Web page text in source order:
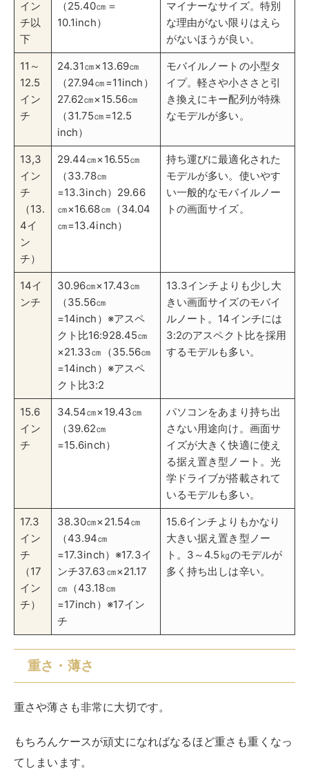
（13.
4イ
ン
チ）
㎝×16.68㎝（34.04
㎝=13.4inch）
トの画面サイズ。
14イ
ンチ
30.96㎝×17.43㎝
（35.56㎝
=14inch）※アスペ
クト比16:928.45㎝
×21.33㎝（35.56㎝
=14inch）※アスペ
クト比3:2
13.3インチよりも少し大
きい画面サイズのモバイ
ルノート。14インチには
するモデルも多い。
15.6
イン
チ
34.54㎝×19.43㎝
（39.62㎝
パソコンをあまり持ち出
学ドライブが搭載されて
いるモデルも多い。
チ）
38.30㎝×21.54㎝
（43.94㎝
=17.3inch）※17.3イ
ンチ37.63㎝×21.17
㎝（43.18㎝
=17inch）※17イン
チ
15.6インチよりもかなり
大きい据え置き型ノー
ト。3～4.5㎏のモデルが
重さや薄さも非常に大切です。
もちろんケースが頑丈になればなるほど重さも重くなっ
てしまいます。
反対に薄さが薄いと頑丈さはなくなりますが、持ち運び
に便利です。
それぞれ一長一短ありますが、自身にあったケースを選
ぶようにしましょう。
世間で流通量の多い平均的なスペックのノートパソコン
有名なメーカーの重さを下記に記しているのでご参照く